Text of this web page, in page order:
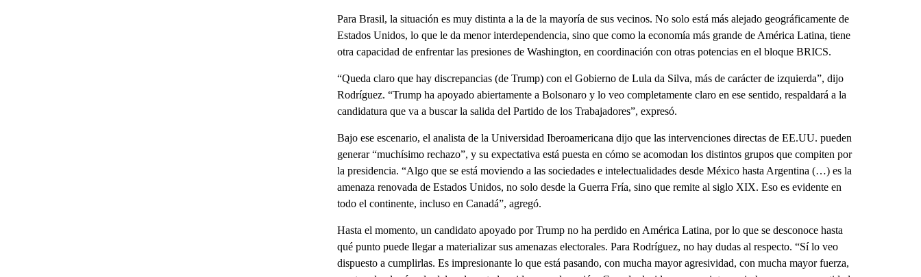
Para Brasil, la situación es muy distinta a la de la mayoría de sus vecinos. No solo está más alejado geográficamente de
Estados Unidos, lo que le da menor interdependencia, sino que como la economía más grande de América Latina, tiene
otra capacidad de enfrentar las presiones de Washington, en coordinación con otras potencias en el bloque BRICS.
“Queda claro que hay discrepancias (de Trump) con el Gobierno de Lula da Silva, más de carácter de izquierda”, dijo
Rodríguez. “Trump ha apoyado abiertamente a Bolsonaro y lo veo completamente claro en ese sentido, respaldará a la
candidatura que va a buscar la salida del Partido de los Trabajadores”, expresó.
Bajo ese escenario, el analista de la Universidad Iberoamericana dijo que las intervenciones directas de EE.UU. pueden
generar “muchísimo rechazo”, y su expectativa está puesta en cómo se acomodan los distintos grupos que compiten por
la presidencia. “Algo que se está moviendo a las sociedades e intelectualidades desde México hasta Argentina (…) es la
amenaza renovada de Estados Unidos, no solo desde la Guerra Fría, sino que remite al siglo XIX. Eso es evidente en
todo el continente, incluso en Canadá”, agregó.
Hasta el momento, un candidato apoyado por Trump no ha perdido en América Latina, por lo que se desconoce hasta
qué punto puede llegar a materializar sus amenazas electorales. Para Rodríguez, no hay dudas al respecto. “Sí lo veo
dispuesto a cumplirlas. Es impresionante lo que está pasando, con mucha mayor agresividad, con mucha mayor fuerza,